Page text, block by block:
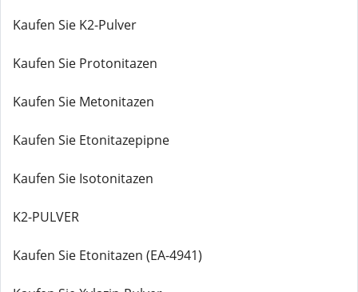
Kaufen Sie K2-Pulver
Kaufen Sie Protonitazen
Kaufen Sie Metonitazen
Kaufen Sie Etonitazepipne
Kaufen Sie Isotonitazen
K2-PULVER
Kaufen Sie Etonitazen (EA-4941)